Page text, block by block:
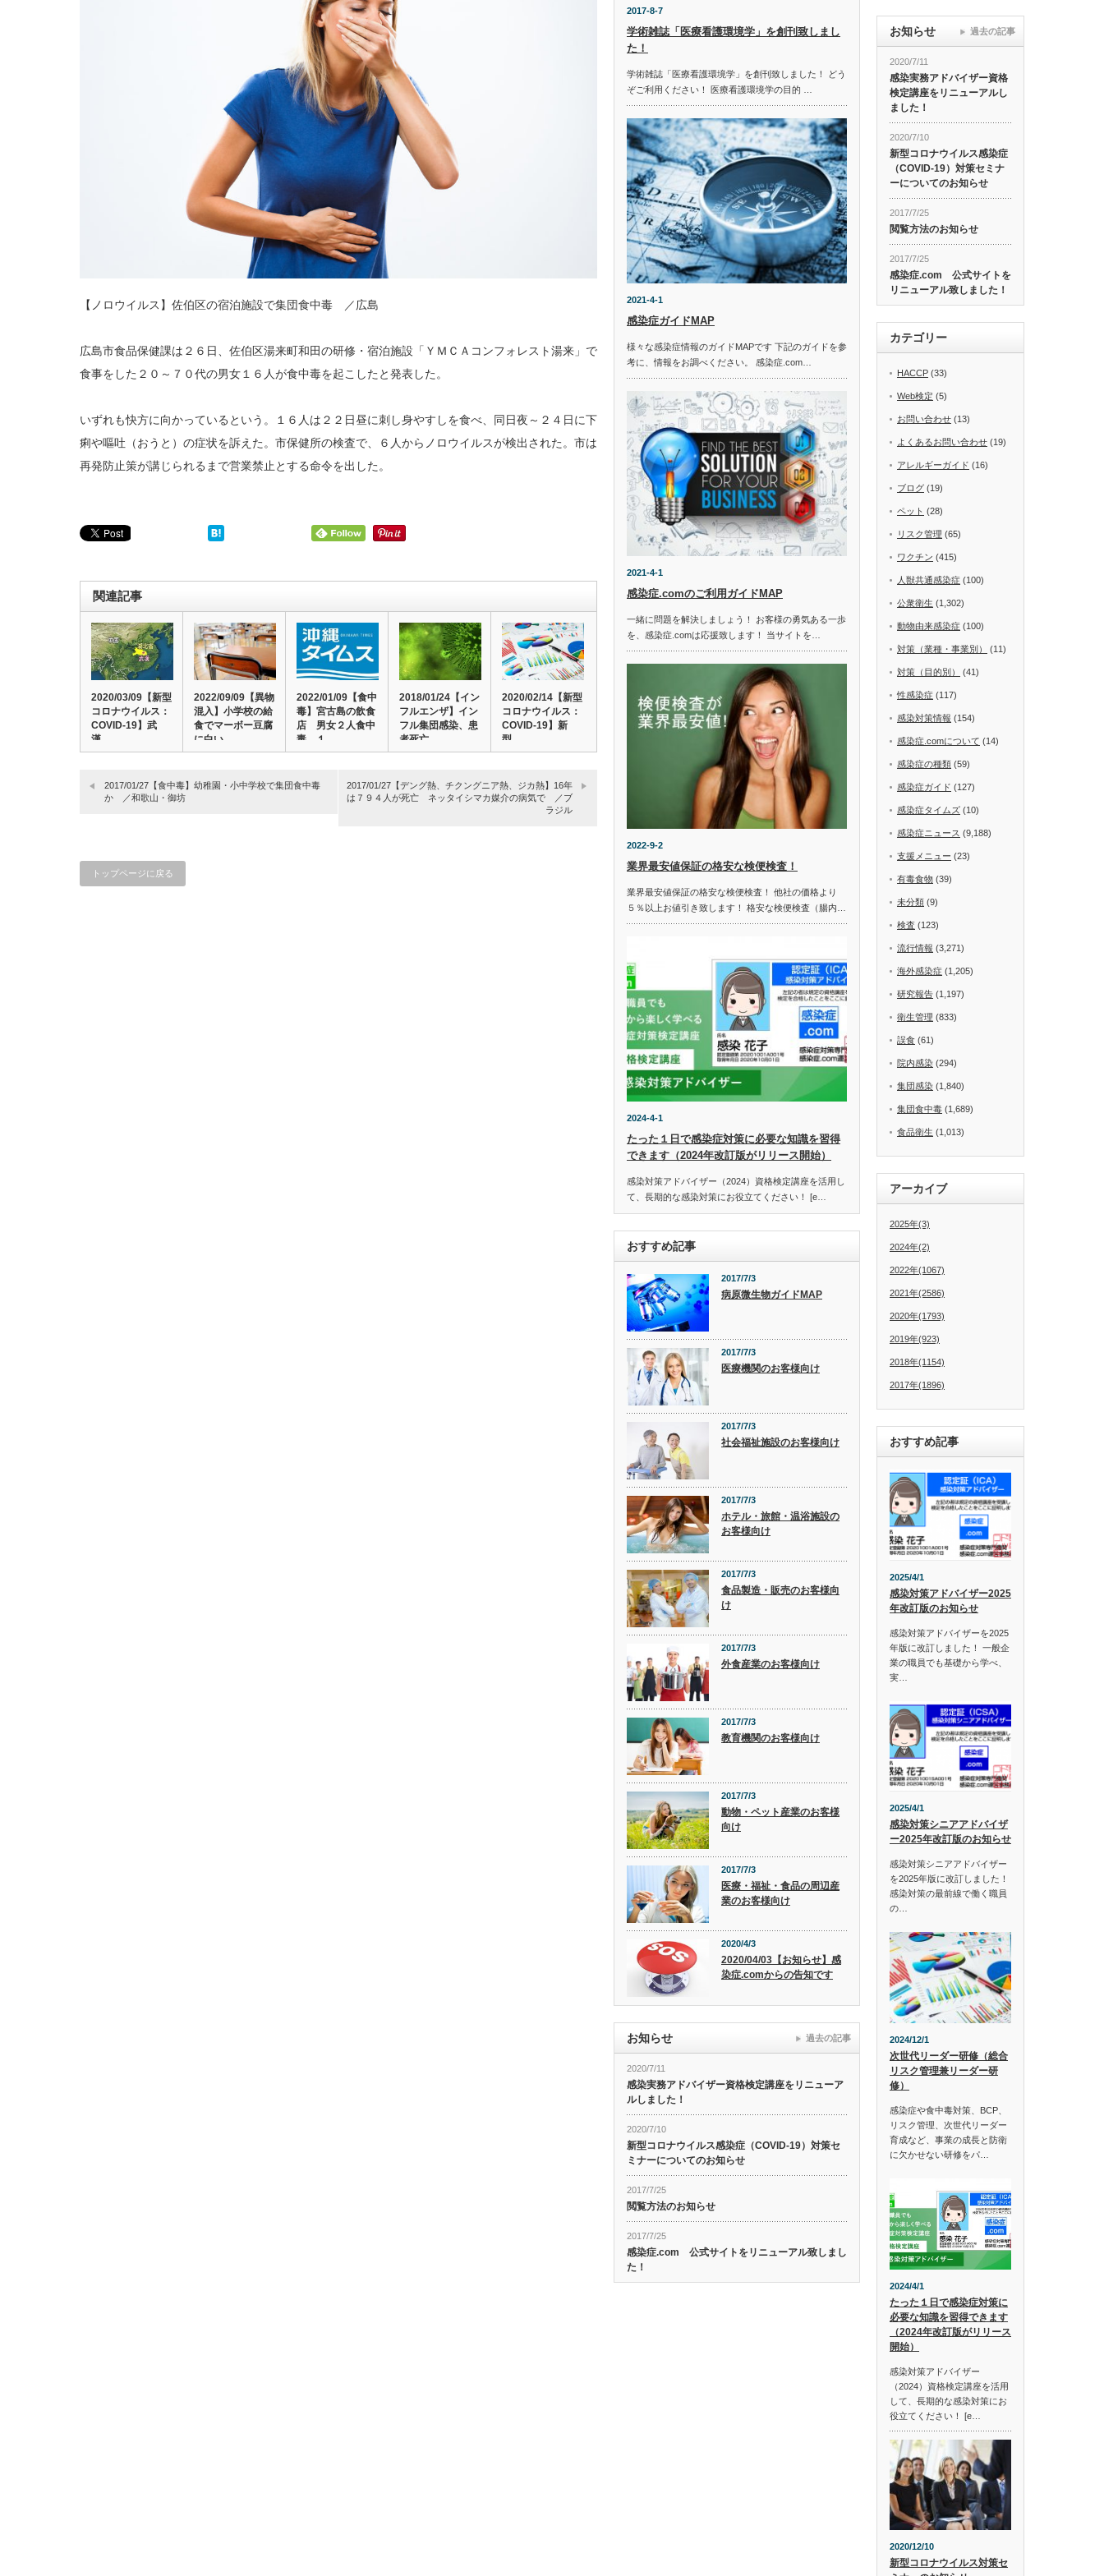
【ノロウイルス】佐伯区の宿泊施設で集団食中毒 ／広島
広島市食品保健課は２６日、佐伯区湯来町和田の研修・宿泊施設「ＹＭＣＡコンフォレスト湯来」で
食事をした２０～７０代の男女１６人が食中毒を起こしたと発表した。
いずれも快方に向かっているという。１６人は２２日昼に刺し身やすしを食べ、同日夜～２４日に下
痢や嘔吐（おうと）の症状を訴えた。市保健所の検査で、６人からノロウイルスが検出された。市は
再発防止策が講じられるまで営業禁止とする命令を出した。
関連記事
2020/03/09【新型
コロナウイルス：
COVID-19】武
漢…
2022/09/09【異物
混入】小学校の給
食でマーボー豆腐
に白い…
2022/01/09【食中
毒】宮古島の飲食
店 男女２人食中
毒 １…
2018/01/24【イン
フルエンザ】イン
フル集団感染、患
者死亡…
2020/02/14【新型
コロナウイルス：
COVID-19】新
型…
2017/01/27【食中毒】幼稚園・小中学校で集団食中毒
か ／和歌山・御坊
2017/01/27【デング熱、チクングニア熱、ジカ熱】16年
は７９４人が死亡 ネッタイシマカ媒介の病気で ／ブ
ラジル
トップページに戻る
2017-8-7
学術雑誌「医療看護環境学」を創刊致しまし
た！
学術雑誌「医療看護環境学」を創刊致しました！ どう
ぞご利用ください！ 医療看護環境学の目的 …
2021-4-1
感染症ガイドMAP
様々な感染症情報のガイドMAPです 下記のガイドを参
考に、情報をお調べください。 感染症.com…
2021-4-1
感染症.comのご利用ガイドMAP
一緒に問題を解決しましょう！ お客様の勇気ある一歩
を、感染症.comは応援致します！ 当サイトを…
2022-9-2
業界最安値保証の格安な検便検査！
業界最安値保証の格安な検便検査！ 他社の価格より
５％以上お値引き致します！ 格安な検便検査（腸内…
2024-4-1
たった１日で感染症対策に必要な知識を習得
できます（2024年改訂版がリリース開始）
感染対策アドバイザー（2024）資格検定講座を活用し
て、長期的な感染対策にお役立てください！ [e…
おすすめ記事
2017/7/3
病原微生物ガイドMAP
2017/7/3
医療機関のお客様向け
2017/7/3
社会福祉施設のお客様向け
2017/7/3
ホテル・旅館・温浴施設の
お客様向け
2017/7/3
食品製造・販売のお客様向
け
2017/7/3
外食産業のお客様向け
2017/7/3
教育機関のお客様向け
2017/7/3
動物・ペット産業のお客様
向け
2017/7/3
医療・福祉・食品の周辺産
業のお客様向け
2020/4/3
2020/04/03【お知らせ】感
染症.comからの告知です
お知らせ
2020/7/11
感染実務アドバイザー資格検定講座をリニューア
ルしました！
2020/7/10
新型コロナウイルス感染症（COVID-19）対策セ
ミナーについてのお知らせ
2017/7/25
閲覧方法のお知らせ
2017/7/25
感染症.com 公式サイトをリニューアル致しまし
た！
過去の記事
お知らせ
2020/7/11
感染実務アドバイザー資格
検定講座をリニューアルし
ました！
2020/7/10
新型コロナウイルス感染症
（COVID-19）対策セミナ
ーについてのお知らせ
2017/7/25
閲覧方法のお知らせ
2017/7/25
感染症.com 公式サイトを
リニューアル致しました！
過去の記事
カテゴリー
HACCP (33)
Web検定 (5)
お問い合わせ (13)
よくあるお問い合わせ (19)
アレルギーガイド (16)
ブログ (19)
ペット (28)
リスク管理 (65)
ワクチン (415)
人獣共通感染症 (100)
公衆衛生 (1,302)
動物由来感染症 (100)
対策（業種・事業別） (11)
対策（目的別） (41)
性感染症 (117)
感染対策情報 (154)
感染症.comについて (14)
感染症の種類 (59)
感染症ガイド (127)
感染症タイムズ (10)
感染症ニュース (9,188)
支援メニュー (23)
有毒食物 (39)
未分類 (9)
検査 (123)
流行情報 (3,271)
海外感染症 (1,205)
研究報告 (1,197)
衛生管理 (833)
誤食 (61)
院内感染 (294)
集団感染 (1,840)
集団食中毒 (1,689)
食品衛生 (1,013)
アーカイブ
2025年(3)
2024年(2)
2022年(1067)
2021年(2586)
2020年(1793)
2019年(923)
2018年(1154)
2017年(1896)
おすすめ記事
2025/4/1
感染対策アドバイザー2025
年改訂版のお知らせ
感染対策アドバイザーを2025
年版に改訂しました！ 一般企
業の職員でも基礎から学べ、
実…
2025/4/1
感染対策シニアアドバイザ
ー2025年改訂版のお知らせ
感染対策シニアアドバイザー
を2025年版に改訂しました！
感染対策の最前線で働く職員
の…
2024/12/1
次世代リーダー研修（総合
リスク管理兼リーダー研
修）
感染症や食中毒対策、BCP、
リスク管理、次世代リーダー
育成など、事業の成長と防衛
に欠かせない研修をパ…
2024/4/1
たった１日で感染症対策に
必要な知識を習得できます
（2024年改訂版がリリース
開始）
感染対策アドバイザー
（2024）資格検定講座を活用
して、長期的な感染対策にお
役立てください！ [e…
2020/12/10
新型コロナウイルス対策セ